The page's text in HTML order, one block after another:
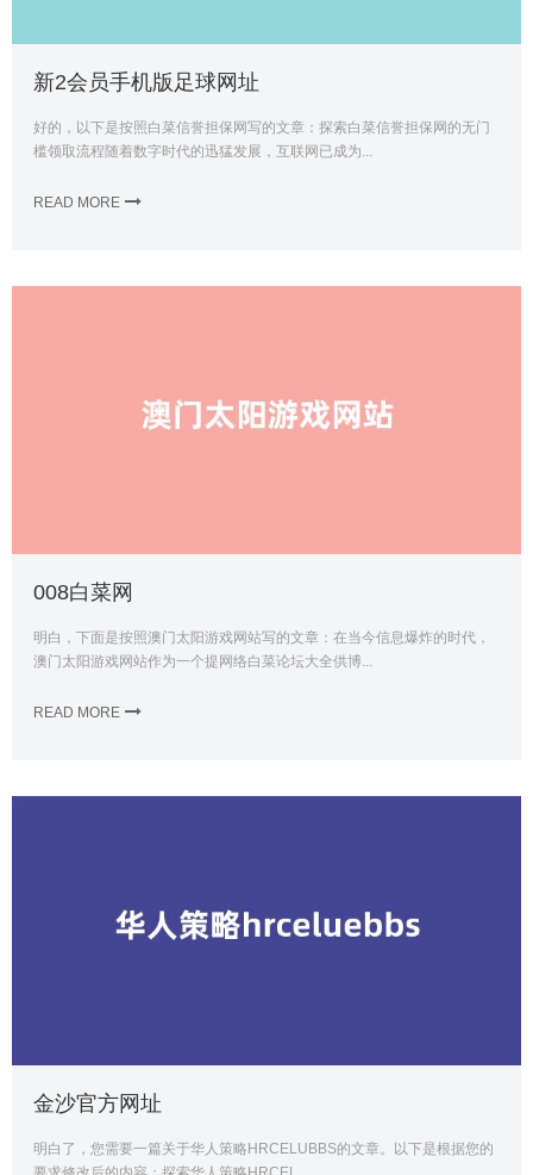
新2会员手机版足球网址
好的，以下是按照白菜信誉担保网写的文章：探索白菜信誉担保网的无门
槛领取流程随着数字时代的迅猛发展，互联网已成为...
READ MORE
008白菜网
明白，下面是按照澳门太阳游戏网站写的文章：在当今信息爆炸的时代，
澳门太阳游戏网站作为一个提网络白菜论坛大全供博...
READ MORE
金沙官方网址
明白了，您需要一篇关于华人策略HRCELUBBS的文章。以下是根据您的